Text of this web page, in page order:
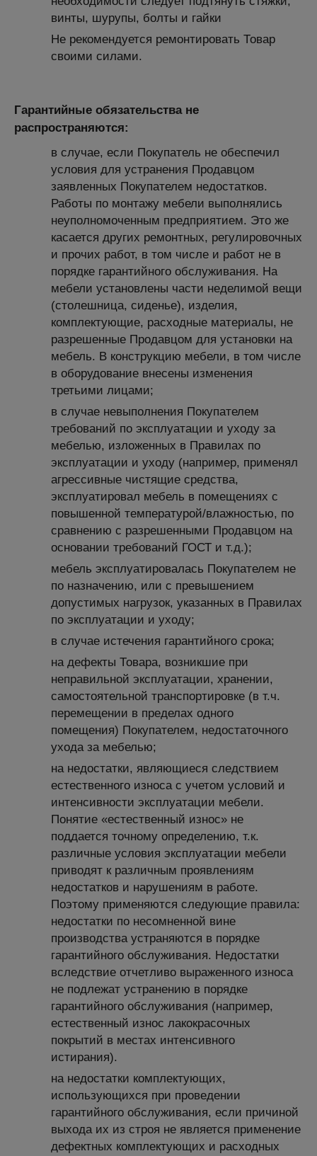
винты, шурупы, болты и гайки
Не рекомендуется ремонтировать Товар
своими силами.
Гарантийные обязательства не
распространяются:
в случае, если Покупатель не обеспечил
условия для устранения Продавцом
заявленных Покупателем недостатков.
Работы по монтажу мебели выполнялись
неуполномоченным предприятием. Это же
касается других ремонтных, регулировочных
и прочих работ, в том числе и работ не в
порядке гарантийного обслуживания. На
мебели установлены части неделимой вещи
(столешница, сиденье), изделия,
комплектующие, расходные материалы, не
разрешенные Продавцом для установки на
мебель. В конструкцию мебели, в том числе
в оборудование внесены изменения
третьими лицами;
в случае невыполнения Покупателем
требований по эксплуатации и уходу за
мебелью, изложенных в Правилах по
эксплуатации и уходу (например, применял
агрессивные чистящие средства,
эксплуатировал мебель в помещениях с
повышенной температурой/влажностью, по
сравнению с разрешенными Продавцом на
основании требований ГОСТ и т.д.);
мебель эксплуатировалась Покупателем не
по назначению, или с превышением
допустимых нагрузок, указанных в Правилах
по эксплуатации и уходу;
в случае истечения гарантийного срока;
на дефекты Товара, возникшие при
неправильной эксплуатации, хранении,
самостоятельной транспортировке (в т.ч.
перемещении в пределах одного
помещения) Покупателем, недостаточного
ухода за мебелью;
на недостатки, являющиеся следствием
естественного износа с учетом условий и
интенсивности эксплуатации мебели.
Понятие «естественный износ» не
поддается точному определению, т.к.
различные условия эксплуатации мебели
приводят к различным проявлениям
недостатков и нарушениям в работе.
Поэтому применяются следующие правила:
недостатки по несомненной вине
производства устраняются в порядке
гарантийного обслуживания. Недостатки
вследствие отчетливо выраженного износа
не подлежат устранению в порядке
гарантийного обслуживания (например,
естественный износ лакокрасочных
покрытий в местах интенсивного
истирания).
на недостатки комплектующих,
использующихся при проведении
гарантийного обслуживания, если причиной
выхода их из строя не является применение
дефектных комплектующих и расходных